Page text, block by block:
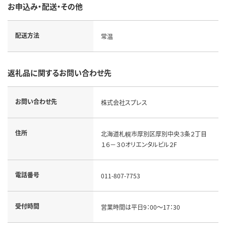
お申込み・配送・その他
配送方法 常温
返礼品に関するお問い合わせ先
お問い合わせ先 株式会社スプレス
住所
北海道札幌市厚別区厚別中央３条２丁目
１６－３０オリエンタルビル２F
電話番号 011-807-7753
受付時間 営業時間は平日9：00～17：30